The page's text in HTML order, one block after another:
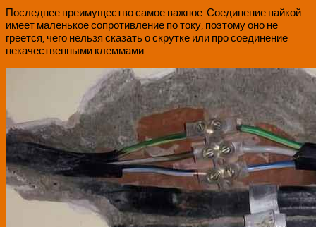
Последнее преимущество самое важное. Соединение пайкой
имеет маленькое сопротивление по току, поэтому оно не
греется, чего нельзя сказать о скрутке или про соединение
некачественными клеммами.